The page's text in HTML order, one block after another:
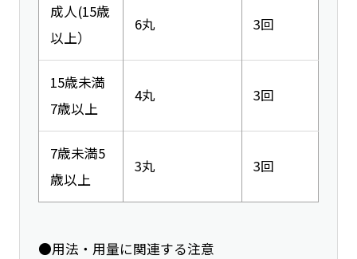
成人(15歳
以上）
6丸 3回
15歳未満
7歳以上
4丸 3回
7歳未満5
歳以上
3丸 3回
●用法・用量に関連する注意